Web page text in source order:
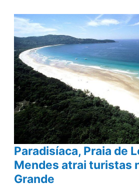
em
um
dia
pela
Ilha
Grande?
Paradisíaca, Praia de
Mendes atrai turistas
Grande